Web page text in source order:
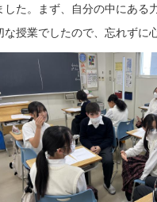
した。まず、自分の中にある
な授業でしたので、忘れずに